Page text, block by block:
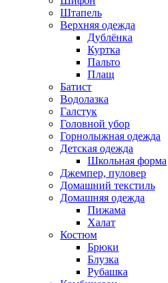
Штапель
Верхняя одежда
Дублёнка
Куртка
Пальто
Плащ
Батист
Водолазка
Галстук
Головной убор
Горнолыжная одежда
Детская одежда
Школьная форма
Джемпер, пуловер
Домашний текстиль
Домашняя одежда
Пижама
Халат
Костюм
Брюки
Блузка
Рубашка